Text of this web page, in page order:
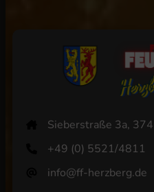
Sieberstraße 3a,
+49 (0) 5521/4811
info@ff-herzberg.de